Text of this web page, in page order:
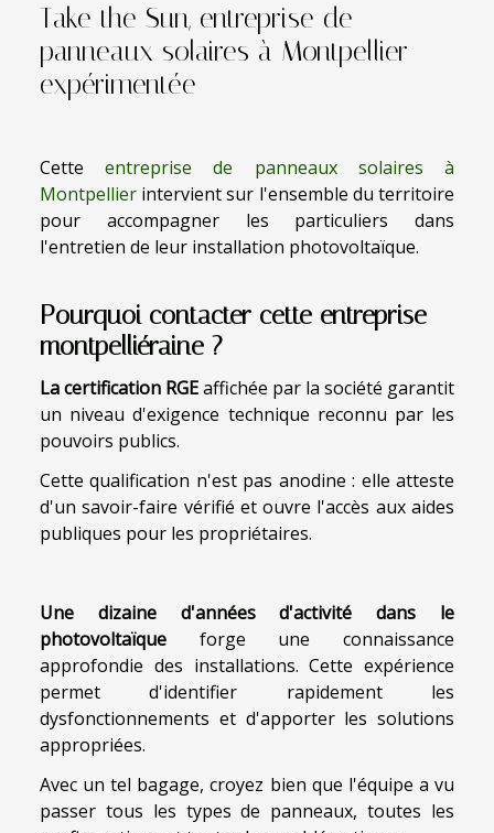
Take the Sun, entreprise de
panneaux solaires à Montpellier
expérimentée
Cetteentreprise de panneaux solaires à
Montpellier intervient sur l'ensemble du territoire
pour accompagner les particuliers dans
l'entretien de leur installation photovoltaïque.
Pourquoi contacter cette entreprise
montpelliéraine ?
La certification RGEaffichée par la société garantit
un niveau d'exigence technique reconnu par les
pouvoirs publics.
Cette qualification n'est pas anodine : elle atteste
d'un savoir-faire vérifié et ouvre l'accès aux aides
publiques pour les propriétaires.
Une dizaine d'années d'activité dans le
photovoltaïque forge une connaissance
approfondie des installations. Cette expérience
permet d'identifier rapidement les
dysfonctionnements et d'apporter les solutions
appropriées.
Avec un tel bagage, croyez bien que l'équipe a vu
passer tous les types de panneaux, toutes les